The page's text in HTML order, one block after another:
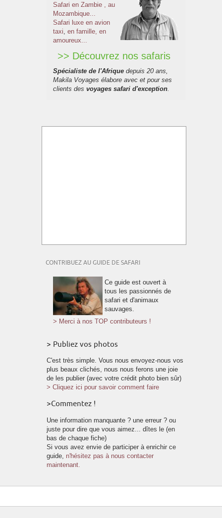
Safari en Zambie
, au
Mozambique...
Safari luxe en avion
taxi en famille, en
amoureux...
>> Découvrez nos safaris
Spécialiste de l'Afrique depuis 20 ans,
Makila Voyages élabore avec et pour ses
clients des voyages safari d'exception
CONTRIBUEZ AU GUIDE DE SAFARI
Ce guide est ouvert à
tous les passionnés de
safari et d'animaux
sauvages.
> Merci à nos TOP contributeurs !
> Publiez vos photos
C'est très simple. Vous nous envoyez-nous vos
plus beaux clichés, nous nous ferons une joie
de les publier (avec votre crédit photo bien sûr)
> Cliquez ici pour savoir comment faire
>Commentez !
Une information manquante ? une erreur ? ou
juste pour dire que vous aimez... dîtes le (en
bas de chaque fiche)
Si vous avez envie de participer à enrichir ce
guide, n'hésitez pas à nous contacter
maintenant.